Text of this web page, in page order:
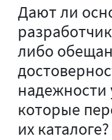
Дают ли
либо
надежности
которые
их каталоге?